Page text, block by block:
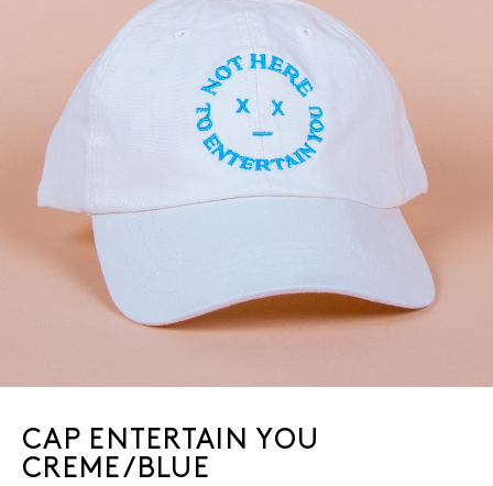
CAP ENTERTAIN YOU
CREME/BLUE